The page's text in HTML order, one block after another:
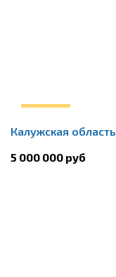
Калужская область
5 000 000 руб